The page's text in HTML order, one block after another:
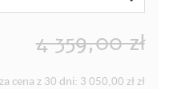
4 359,00 zł
cena z 30 dni: 3 050,00 zł zł